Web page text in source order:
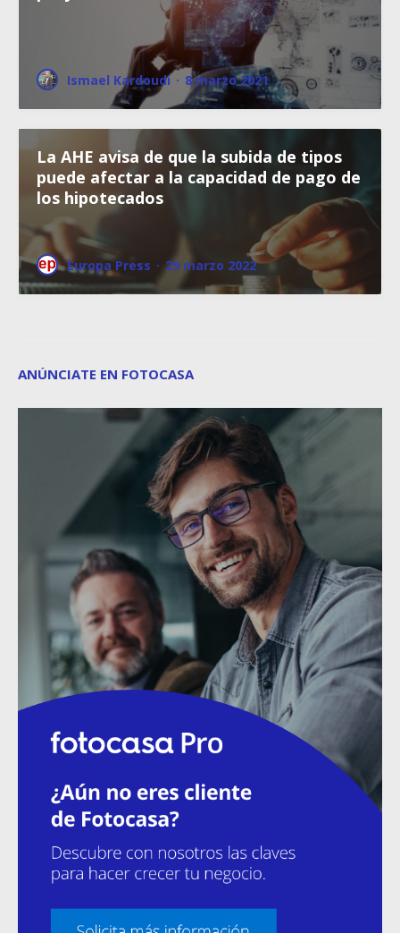
Ismael Kardoudi · 8 marzo 2021
La AHE avisa de que la subida de tipos
puede afectar a la capacidad de pago de
los hipotecados
Europa Press · 29 marzo 2022
ANÚNCIATE EN FOTOCASA